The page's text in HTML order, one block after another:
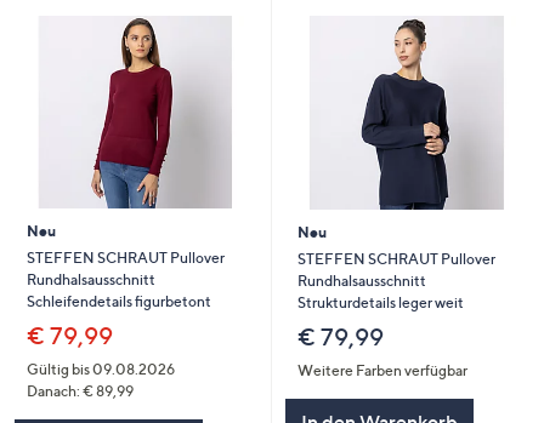
Neu
STEFFEN SCHRAUT Pullover
Rundhalsausschnitt
Schleifendetails figurbetont
€ 79,99
Gültig bis 09.08.2026
Danach: € 89,99
Neu
STEFFEN SCHRAUT Pullover
Rundhalsausschnitt
Strukturdetails leger weit
€ 79,99
Weitere Farben verfügbar